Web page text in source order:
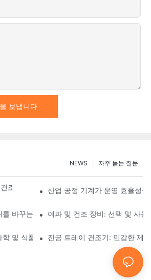
보냅니다
자주 묻는 질문
NEWS
조기와 기타 건조 방법 비교
산업 공정 기계가 운영 효율성
를 바꾸는 혁신여과 및 건조 장비: 선택 및 사용
및 식품 산업 분야에서의 응용
진공 트레이 건조기: 민감한 제